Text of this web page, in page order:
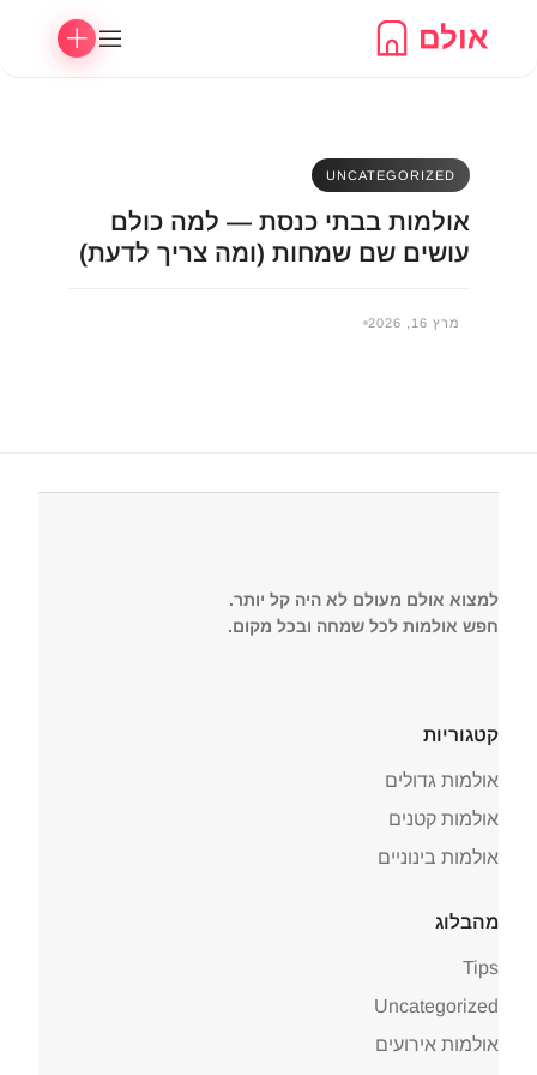
UNCATEGORIZED
אולמות בבתי כנסת — למה כולם
עושים שם שמחות (ומה צריך לדעת)
מרץ 16, 2026
למצוא אולם מעולם לא היה קל יותר.
חפש אולמות לכל שמחה ובכל מקום.
קטגוריות
אולמות גדולים
אולמות קטנים
אולמות בינוניים
מהבלוג
Tips
Uncategorized
אולמות אירועים